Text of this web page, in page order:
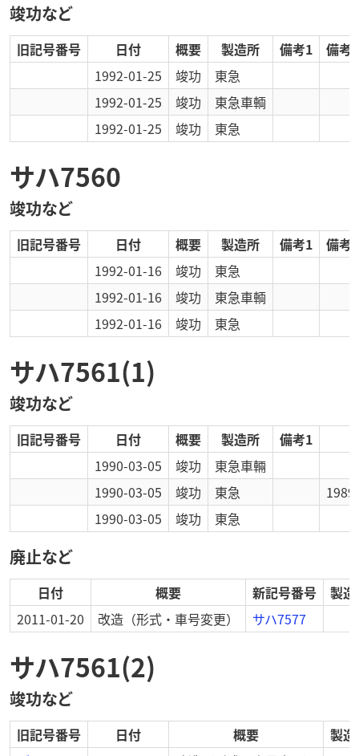
竣功など
旧記号番号 日付 概要 製造所 備考1
備考2
1992-01-25
竣功
東急
1992-01-25
竣功
東急車輌
1992-01-25
竣功 東急
サハ7560
竣功など
旧記号番号 日付 概要 製造所 備考1
備考2
1992-01-16
竣功
東急
1992-01-16
竣功
東急車輌
1992-01-16
竣功 東急
サハ7561(1)
竣功など
旧記号番号 日付 概要 製造所
備考1
1990-03-05
竣功
東急車輛
1990-03-05
竣功 東急
1990-03-05
竣功 東急
廃止など
日付 概要 新記号番号
製
2011-01-20
改造 （形式・車号変更） サハ7577
サハ7561(2)
竣功など
旧記号番号 日付 概要
製